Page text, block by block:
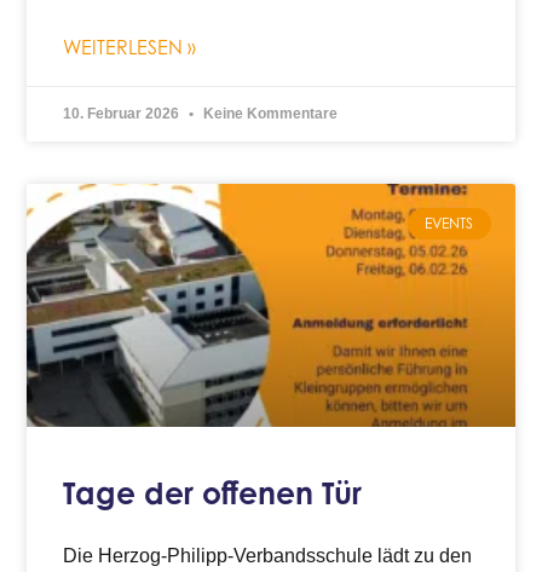
WEITERLESEN »
10. Februar 2026 Keine Kommentare
EVENTS
Tage der offenen Tür
Die Herzog-Philipp-Verbandsschule lädt zu den